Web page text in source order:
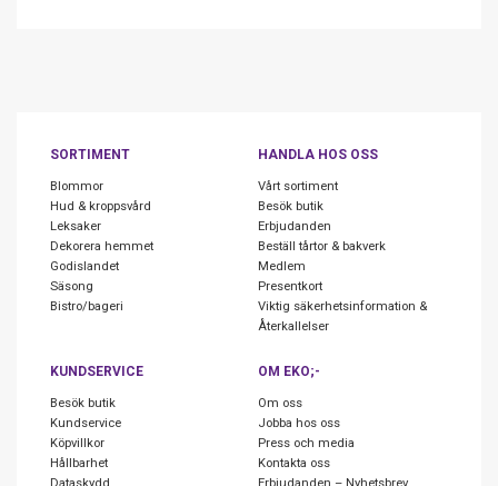
SORTIMENT
Blommor
Hud & kroppsvård
Leksaker
Dekorera hemmet
Godislandet
Säsong
Bistro/bageri
HANDLA HOS OSS
Vårt sortiment
Besök butik
Erbjudanden
Beställ tårtor & bakverk
Medlem
Presentkort
Viktig säkerhetsinformation &
Återkallelser
KUNDSERVICE
Besök butik
Kundservice
Köpvillkor
Hållbarhet
Dataskydd
OM EKO;-
Om oss
Jobba hos oss
Press och media
Kontakta oss
Erbjudanden – Nyhetsbrev